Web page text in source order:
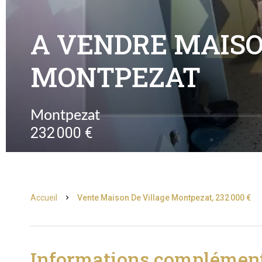
A VENDRE
MONTPEZAT
Montpezat
232 000 €
Accueil Vente Maison De Village Montpezat, 232 000 €